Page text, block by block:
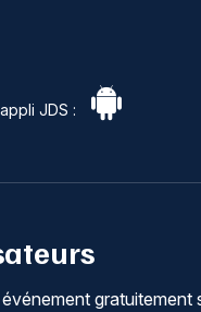
JDS :
gratuitement